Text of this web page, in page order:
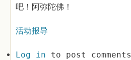
吧！阿弥陀佛！
活动报导
Log in to post comments